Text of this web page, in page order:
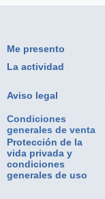
Me presento
La actividad
Aviso legal
Condiciones
generales de venta
Protección de la
vida privada y
condiciones
generales de uso